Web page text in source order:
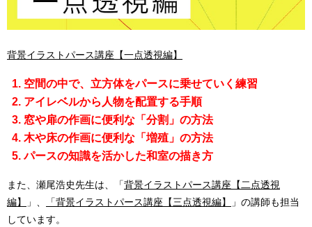
背景イラストパース講座【一点透視編】
空間の中で、立方体をパースに乗せていく練習
アイレベルから人物を配置する手順
窓や扉の作画に便利な「分割」の方法
木や床の作画に便利な「増殖」の方法
パースの知識を活かした和室の描き方
また、瀬尾浩史先生は、「背景イラストパース講座【二点透視
編】
」、 「背景イラストパース講座【三点透視編】
」の講師も担当
しています。